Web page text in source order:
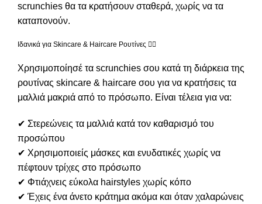
scrunchies θα τα κρατήσουν σταθερά, χωρίς να τα
καταπονούν.
Ιδανικά για Skincare & Haircare Ρουτίνες 🧖‍♀️
Χρησιμοποίησέ τα scrunchies σου κατά τη διάρκεια της
ρουτίνας skincare & haircare σου για να κρατήσεις τα
μαλλιά μακριά από το πρόσωπο. Είναι τέλεια για να:
✔ Στερεώνεις τα μαλλιά κατά τον καθαρισμό του
προσώπου
✔ Χρησιμοποιείς μάσκες και ενυδατικές χωρίς να
πέφτουν τρίχες στο πρόσωπο
✔ Φτιάχνεις εύκολα hairstyles χωρίς κόπο
✔ Έχεις ένα άνετο κράτημα ακόμα και όταν χαλαρώνεις